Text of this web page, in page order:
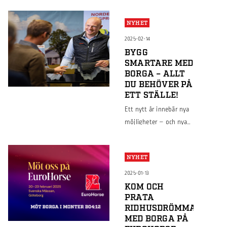
NYHET
2025-02-14
BYGG
SMARTARE MED
BORGA – ALLT
DU BEHÖVER PÅ
ETT STÄLLE!
Ett nytt år innebär nya
möjligheter – och nya
utbud av plåt- och
byggprodukter som gör
bygget både hållbart
och effektivt, oavsett
om det handlar om
industri-, lantbruks-
NYHET
2025-01-13
KOM OCH
PRATA
RIDHUSDRÖMMAR
MED BORGA PÅ